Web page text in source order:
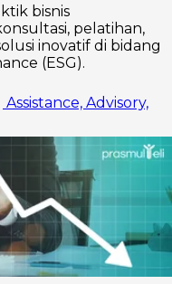
bisnis
pelatihan,
inovatif di bidang
(ESG).
Assistance, Advisory,